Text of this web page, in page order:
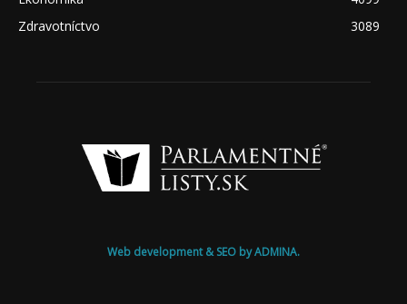
Zdravotníctvo
3089
Web development & SEO by ADMINA.